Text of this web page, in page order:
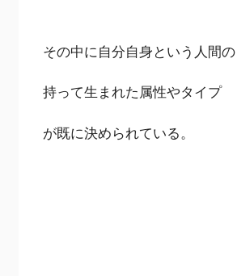
その中に自分自身という人間の
持って生まれた属性やタイプ
が既に決められている。